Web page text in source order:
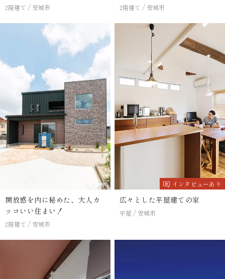
2階建て 安城市 2階建て 安城市
開放感を内に秘めた、大人カ
ッコいい住まい！
2階建て 安城市
インタビューあり
広々とした平屋建ての家
平屋 安城市